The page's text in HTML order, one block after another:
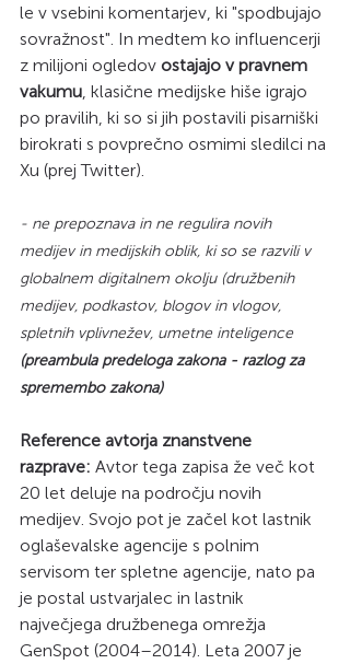
le v vsebini komentarjev, ki "spodbujajo
sovražnost". In medtem ko influencerji
z milijoni ogledov ostajajo v pravnem
vakumu, klasične medijske hiše igrajo
po pravilih, ki so si jih postavili pisarniški
birokrati s povprečno osmimi sledilci na
Xu (prej Twitter).
- ne prepoznava in ne regulira novih
medijev in medijskih oblik, ki so se razvili v
globalnem digitalnem okolju (družbenih
medijev, podkastov, blogov in vlogov,
spletnih vplivnežev, umetne inteligence
(preambula predeloga zakona - razlog za
spremembo zakona)
Reference avtorja znanstvene
razprave: Avtor tega zapisa že več kot
20 let deluje na področju novih
medijev. Svojo pot je začel kot lastnik
oglaševalske agencije s polnim
servisom ter spletne agencije, nato pa
je postal ustvarjalec in lastnik
največjega družbenega omrežja
GenSpot (2004–2014). Leta 2007 je